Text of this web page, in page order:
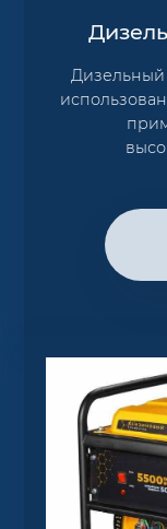
Дизельный